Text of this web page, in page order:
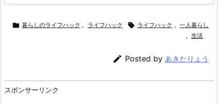
 暮らしのライフハック , ライフハック  ライフハック , 一人暮らし
, 生活
 Posted by あきたりょう
スポンサーリンク